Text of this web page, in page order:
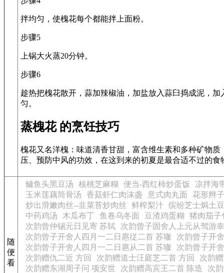
拌均匀，使槐花每个都能拌上面粉。
步骤5
上锅大火蒸20分钟。
步骤6
趁热把槐花散开，蒜加辣椒油，加盐放入蒜臼捣成泥，
匀。
蒸槐花 的烹饪技巧
槐花又名洋槐：味道清香甘甜，富含维生素和多种矿物
压、预防中风的功效，在这到来的初夏是最合适不过的食
随
便
看
鳙鱼头黑豆汤 核桃芝麻糊 便当-西红柿炒蛋饭
凉拌海
玉米莲藕筒骨汤
香菇虾仁肉沫盏 意式肉丸面
花形辫
炒出滑嫩肉丝--韭菜苔炒肉丝
鲜榨梨汁 缤纷芝士焗土
中药鸡汤
木瓜布丁 鱼卷乌冬面 豆渣鸡蛋糊
猪肉茄子
次韵曾仲锡元日见寄 苏轼
次韵曾子固舍人上元从驾游
次韵曾子开舍人四月一二日扈従二首 苏辙
次韵曾子开
次韵曾子开舍人四月一二日扈从二首 苏辙
次韵曾子开
次韵赠仇二近 方回
次韵赠道士汪庭芝二首 方回
次韵
次韵赠东湖周子问 项安世
次韵赠高宾王二首 陈造
次